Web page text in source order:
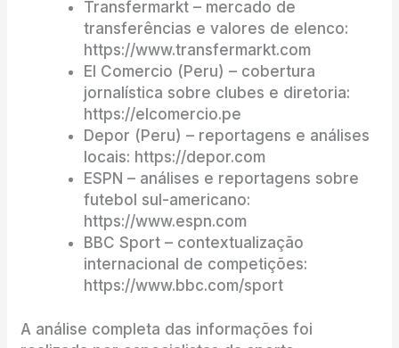
Transfermarkt – mercado de
transferências e valores de elenco:
https://www.transfermarkt.com
El Comercio (Peru) – cobertura
jornalística sobre clubes e diretoria:
https://elcomercio.pe
Depor (Peru) – reportagens e análises
locais: https://depor.com
ESPN – análises e reportagens sobre
futebol sul-americano:
https://www.espn.com
BBC Sport – contextualização
internacional de competições:
https://www.bbc.com/sport
A análise completa das informações foi